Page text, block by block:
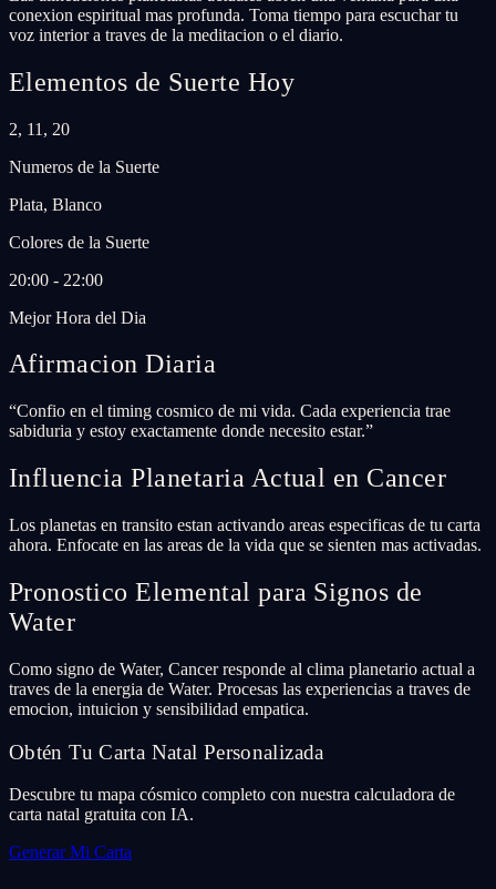
conexion espiritual mas profunda. Toma tiempo para escuchar tu
voz interior a traves de la meditacion o el diario.
Elementos de Suerte Hoy
2, 11, 20
Numeros de la Suerte
Plata, Blanco
Colores de la Suerte
20:00 - 22:00
Mejor Hora del Dia
Afirmacion Diaria
“Confio en el timing cosmico de mi vida. Cada experiencia trae
sabiduria y estoy exactamente donde necesito estar.”
Influencia Planetaria Actual en Cancer
Los planetas en transito estan activando areas especificas de tu carta
ahora. Enfocate en las areas de la vida que se sienten mas activadas.
Pronostico Elemental para Signos de
Water
Como signo de Water, Cancer responde al clima planetario actual a
traves de la energia de Water. Procesas las experiencias a traves de
emocion, intuicion y sensibilidad empatica.
Obtén Tu Carta Natal Personalizada
Descubre tu mapa cósmico completo con nuestra calculadora de
carta natal gratuita con IA.
Generar Mi Carta